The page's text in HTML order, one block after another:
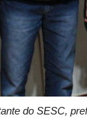
do SESC,